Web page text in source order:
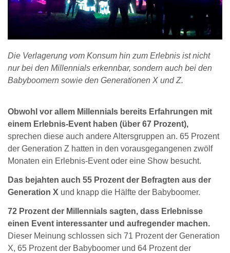
Die Verlagerung vom Konsum hin zum Erlebnis ist nicht
nur bei den Millennials erkennbar, sondern auch bei den
Babyboomern sowie den Generationen X und Z.
Obwohl vor allem Millennials bereits Erfahrungen mit
einem Erlebnis-Event haben (über 67 Prozent),
sprechen diese auch andere Altersgruppen an. 65 Prozent
der Generation Z hatten in den vorausgegangenen zwölf
Monaten ein Erlebnis-Event oder eine Show besucht.
Das bejahten auch 55 Prozent der Befragten aus der
Generation X und knapp die Hälfte der Babyboomer.
72 Prozent der Millennials sagten, dass Erlebnisse
einen Event interessanter und aufregender machen.
Dieser Meinung schlossen sich 71 Prozent der Generation
X, 65 Prozent der Babyboomer und 64 Prozent der